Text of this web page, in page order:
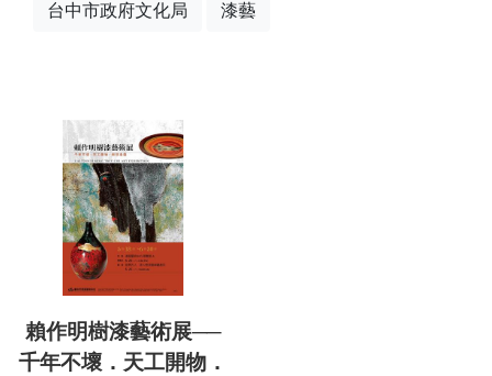
台中市政府文化局 漆藝
賴作明樹漆藝術展──
千年不壞．天工開物．